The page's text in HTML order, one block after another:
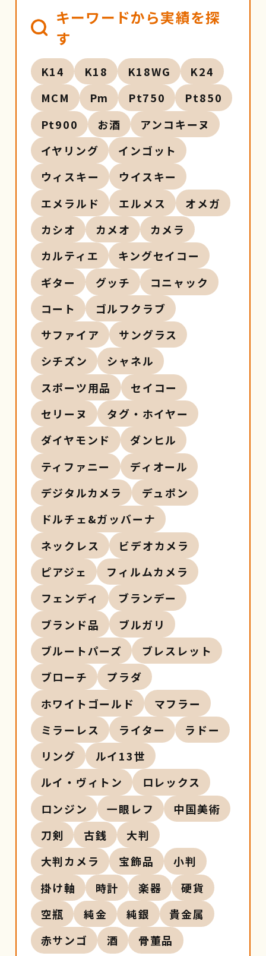
キーワードから実績を探
す
K14 K18 K18WG
K24
MCM
Pm Pt750
Pt850
Pt900
お酒
アンコキーヌ
イヤリング
インゴット
ウィスキー
ウイスキー
エメラルド
エルメス
オメガ
カシオ
カメオ
カメラ
カルティエ
キングセイコー
ギター
グッチ
コニャック
コート
ゴルフクラブ
サファイア
サングラス
シチズン
シャネル
スポーツ用品
セイコー
セリーヌ
タグ・ホイヤー
ダイヤモンド
ダンヒル
ティファニー
ディオール
デジタルカメラ
デュポン
ドルチェ&ガッバーナ
ネックレス
ビデオカメラ
ピアジェ
フィルムカメラ
フェンディ
ブランデー
ブランド品
ブルガリ
ブルートパーズ
ブレスレット
ブローチ
プラダ
ホワイトゴールド
マフラー
ミラーレス
ライター
ラドー
リング
ルイ13世
ルイ・ヴィトン
ロレックス
ロンジン
一眼レフ
中国美術
刀剣
古銭
大判
大判カメラ
宝飾品
小判
掛け軸
時計 楽器
硬貨
空瓶
純金 純銀
貴金属
赤サンゴ
酒 骨董品